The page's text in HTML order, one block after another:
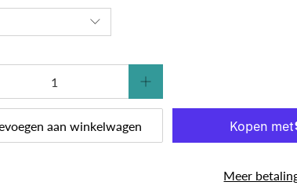
aan winkelwagen
Meer